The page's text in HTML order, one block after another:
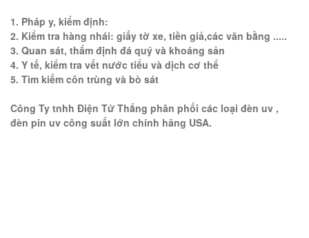
1. Pháp y, kiểm định:
2. Kiểm tra hàng nhái: giấy tờ xe, tiền giả,các văn bằng .....
3. Quan sát, thẩm định đá quý và khoáng sản
4. Y tế, kiểm tra vết nước tiểu và dịch cơ thể
5. Tìm kiếm côn trùng và bò sát
Công Ty tnhh Điện Tử Thắng phân phối các loại đèn uv ,
đèn pin uv công suất lớn chính hãng USA.